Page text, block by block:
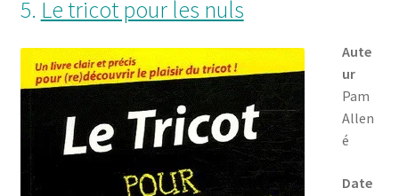
5. Le tricot pour les nuls
Aute
ur
Pam
Allen
é
Date